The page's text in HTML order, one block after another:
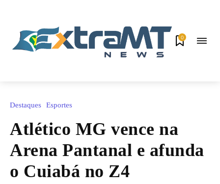
0
Destaques Esportes
Atlético MG vence na
Arena Pantanal e afunda
o Cuiabá no Z4